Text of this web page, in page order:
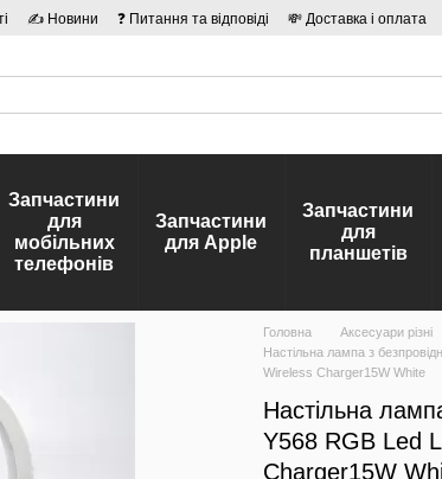
✍ Новини ❓ Питання та відповіді 💸 Доставка і оплата
Запчастини
для
мобільних
телефонів
Запчастини
для Apple
Запчастини
для
планшетів
Головна Аксесуари різні
Настільна лампа з
Wireless Charger15W White
Настільна
Y568 RGB Led
Charger15W